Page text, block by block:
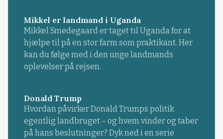
Mikkel er landmand i Uganda
Mikkel Smedegaard er taget til Uganda for at
hjælpe til på en stor farm som praktikant. Her
kan du følge med i den unge landmands
oplevelser på rejsen.
Donald Trump
Hvordan påvirker Donald Trumps politik
egentlig landbruget – og hvem vinder og taber
på hans beslutninger? Dyk ned i en serie